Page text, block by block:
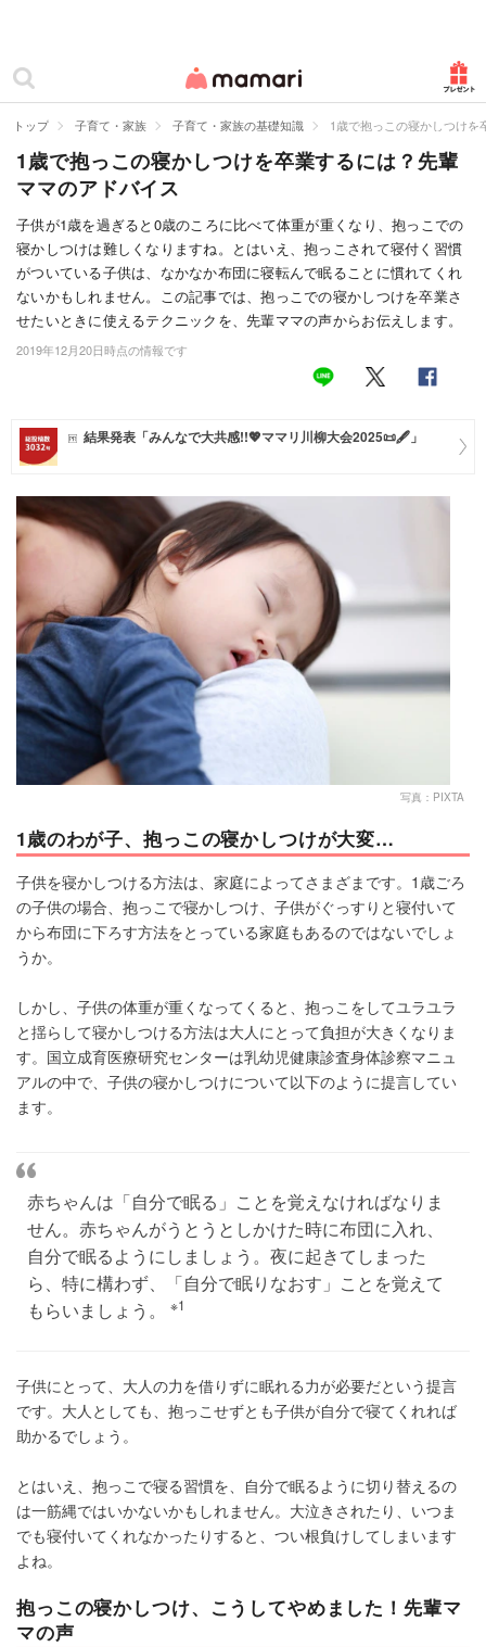
ママリ
カテゴリー一覧
妊娠
出産
赤ちゃん・育児
子育て・家族
病院
お仕事
マネー
トレンド・イベント
トップ 子育て・家族 子育て・家族の基礎知識 1歳で抱っこの寝かしつけ
1歳で抱っこの寝かしつけを卒業するには？先輩
ママのアドバイス
子供が1歳を過ぎると0歳のころに比べて体重が重くなり、抱っこでの
寝かしつけは難しくなりますね。とはいえ、抱っこされて寝付く習慣
がついている子供は、なかなか布団に寝転んで眠ることに慣れてくれ
ないかもしれません。この記事では、抱っこでの寝かしつけを卒業さ
せたいときに使えるテクニックを、先輩ママの声からお伝えします。
2019年12月20日時点の情報です
結果発表「みんなで大共感!!💖ママリ川柳大会2025📜🖋️」
写真：PIXTA
1歳のわが子、抱っこの寝かしつけが大変…
子供を寝かしつける方法は、家庭によってさまざまです。1歳ごろ
の子供の場合、抱っこで寝かしつけ、子供がぐっすりと寝付いて
から布団に下ろす方法をとっている家庭もあるのではないでしょ
うか。
しかし、子供の体重が重くなってくると、抱っこをしてユラユラ
と揺らして寝かしつける方法は大人にとって負担が大きくなりま
す。国立成育医療研究センターは乳幼児健康診査身体診察マニュ
アルの中で、子供の寝かしつけについて以下のように提言してい
ます。
赤ちゃんは「自分で眠る」ことを覚えなければなりま
せん。赤ちゃんがうとうとしかけた時に布団に入れ、
自分で眠るようにしましょう。夜に起きてしまった
ら、特に構わず、「自分で眠りなおす」ことを覚えて
もらいましょう。
※1
子供にとって、大人の力を借りずに眠れる力が必要だという提言
です。大人としても、抱っこせずとも子供が自分で寝てくれれば
助かるでしょう。
とはいえ、抱っこで寝る習慣を、自分で眠るように切り替えるの
は一筋縄ではいかないかもしれません。大泣きされたり、いつま
でも寝付いてくれなかったりすると、つい根負けしてしまいます
よね。
抱っこの寝かしつけ、こうしてやめました！先輩マ
マの声